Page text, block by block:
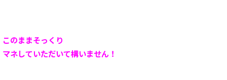
このままそっくり
マネしていただいて構いません！